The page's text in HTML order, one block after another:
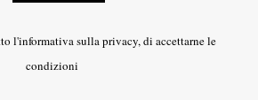
l'informativa sulla privacy, di accettarne le
condizioni